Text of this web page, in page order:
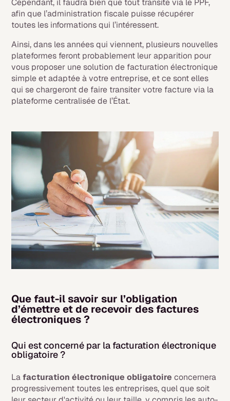
Cependant, il faudra bien que tout transite via le PPF,
afin que l’administration fiscale puisse récupérer
toutes les informations qui l’intéressent.
Ainsi, dans les années qui viennent, plusieurs nouvelles
plateformes feront probablement leur apparition pour
vous proposer une solution de facturation électronique
simple et adaptée à votre entreprise, et ce sont elles
qui se chargeront de faire transiter votre facture via la
plateforme centralisée de l’État.
Que faut-il savoir sur l’obligation
d’émettre et de recevoir des factures
électroniques ?
Qui est concerné par la facturation électronique
obligatoire ?
Lafacturation électronique obligatoireconcernera
progressivement toutes les entreprises, quel que soit